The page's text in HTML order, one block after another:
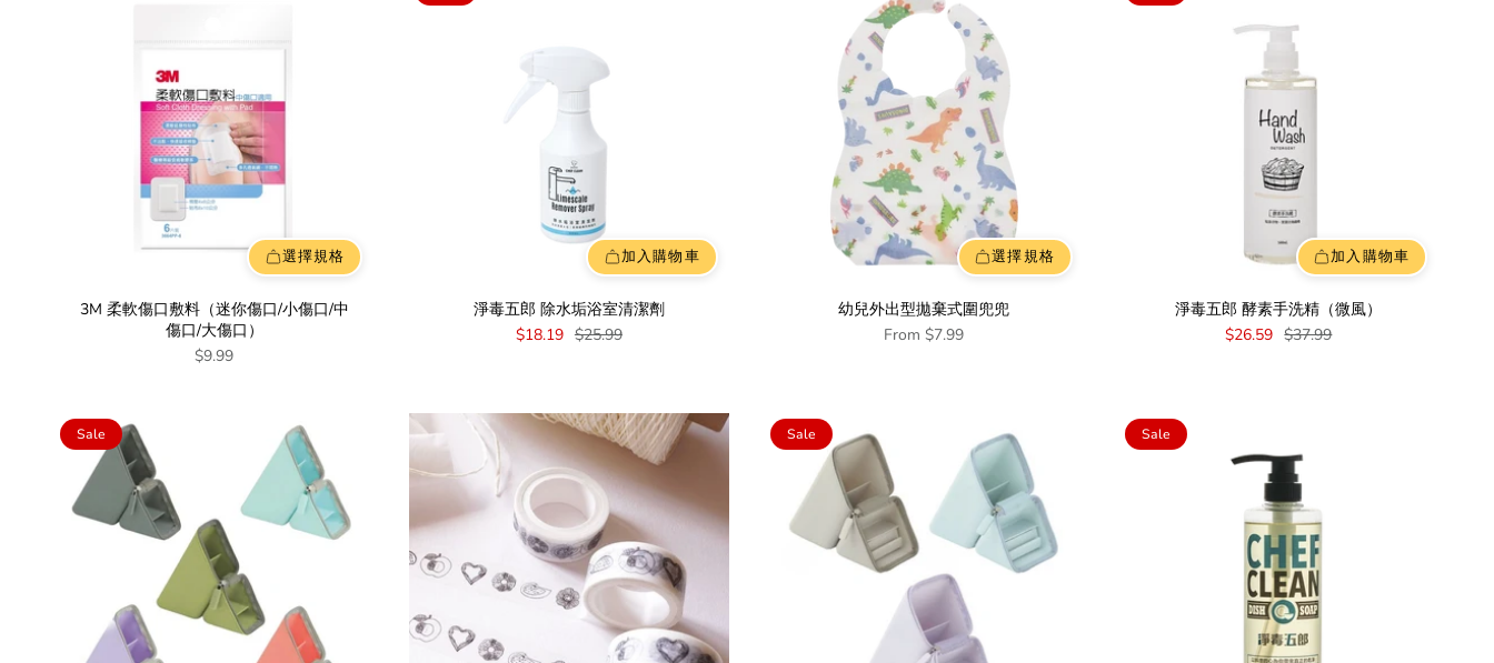
選擇規格
3M 柔軟傷口敷料（迷你傷口/小傷口/中
傷口/大傷口）
$9.99
加入購物車
淨毒五郎 除水垢浴室清潔劑
$18.19 $25.99
選擇規格
幼兒外出型拋棄式圍兜兜
From $7.99
加入購物車
淨毒五郎 酵素手洗精（微風）
$26.59 $37.99
Sale Sale Sale